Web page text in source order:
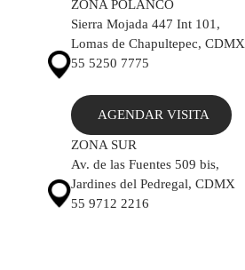
ZONA POLANCO
Sierra Mojada 447 Int 101,
Lomas de Chapultepec, CDMX
55 5250 7775
AGENDAR VISITA
ZONA SUR
Av. de las Fuentes 509 bis,
Jardines del Pedregal, CDMX
55 9712 2216